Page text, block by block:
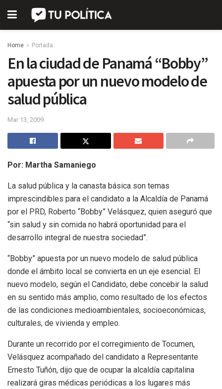
Home Portada
En la ciudad de Panamá “Bobby”
apuesta por un nuevo modelo de
salud pública
Mar 13, 2009
Por: Martha Samaniego
La salud pública y la canasta básica son temas
imprescindibles para el candidato a la Alcaldía de Panamá
por el PRD, Roberto “Bobby” Velásquez, quien aseguró que
“sin salud y sin comida no habrá oportunidad para el
desarrollo integral de nuestra sociedad”.
“Bobby” apuesta por un nuevo modelo de salud pública
donde el ámbito local se convierta en un eje esencial. El
nuevo modelo, según el Candidato, debe concebir la salud
en su sentido más amplio, como resultado de los efectos
de las condiciones medioambientales, socioeconómicas,
culturales, de vivienda y empleo.
Durante un recorrido por el corregimiento de Tocumen,
Velásquez acompañado del candidato a Representante
Ernesto Tuñón, dijo que de ocupar la alcaldía capitalina
realizará giras médicas periódicas a los lugares más